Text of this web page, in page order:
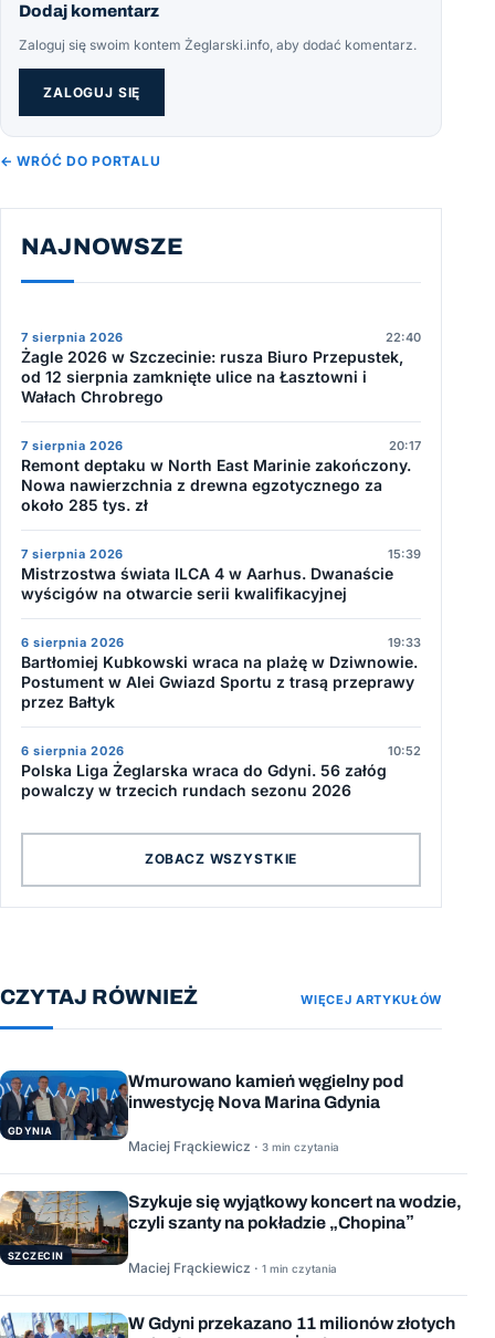
Dodaj komentarz
Zaloguj się swoim kontem Żeglarski.info, aby dodać komentarz.
ZALOGUJ SIĘ
← WRÓĆ DO PORTALU
NAJNOWSZE
7 sierpnia 2026 22:40
Żagle 2026 w Szczecinie: rusza Biuro Przepustek,
od 12 sierpnia zamknięte ulice na Łasztowni i
Wałach Chrobrego
7 sierpnia 2026 20:17
Remont deptaku w North East Marinie zakończony.
Nowa nawierzchnia z drewna egzotycznego za
około 285 tys. zł
7 sierpnia 2026 15:39
Mistrzostwa świata ILCA 4 w Aarhus. Dwanaście
wyścigów na otwarcie serii kwalifikacyjnej
6 sierpnia 2026 19:33
Bartłomiej Kubkowski wraca na plażę w Dziwnowie.
Postument w Alei Gwiazd Sportu z trasą przeprawy
przez Bałtyk
6 sierpnia 2026 10:52
Polska Liga Żeglarska wraca do Gdyni. 56 załóg
powalczy w trzecich rundach sezonu 2026
ZOBACZ WSZYSTKIE
CZYTAJ RÓWNIEŻ WIĘCEJ ARTYKUŁÓW
GDYNIA
Wmurowano kamień węgielny pod
inwestycję Nova Marina Gdynia
Maciej Frąckiewicz · 3 min czytania
SZCZECIN
Szykuje się wyjątkowy koncert na wodzie,
czyli szanty na pokładzie „Chopina”
Maciej Frąckiewicz · 1 min czytania
W Gdyni przekazano 11 milionów złotych